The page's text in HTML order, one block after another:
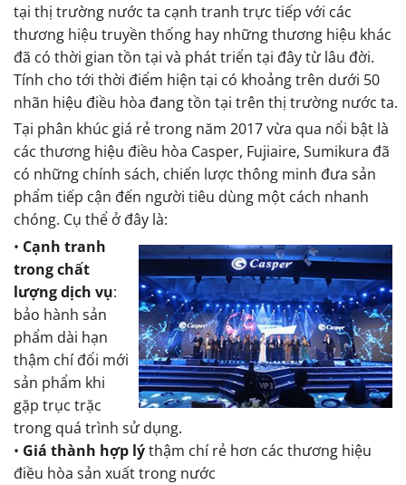
tại thị trường nước ta cạnh tranh trực tiếp với các
thương hiệu truyền thống hay những thương hiệu khác
đã có thời gian tồn tại và phát triển tại đây từ lâu đời.
Tính cho tới thời điểm hiện tại có khoảng trên dưới 50
nhãn hiệu điều hòa đang tồn tại trên thị trường nước ta.
Tại phân khúc giá rẻ trong năm 2017 vừa qua nổi bật là
các thương hiệu điều hòa Casper, Fujiaire, Sumikura đã
có những chính sách, chiến lược thông minh đưa sản
phẩm tiếp cận đến người tiêu dùng một cách nhanh
chóng. Cụ thể ở đây là:
• Cạnh tranh
trong chất
lượng dịch vụ:
bảo hành sản
phẩm dài hạn
thậm chí đổi mới
sản phẩm khi
gặp trục trặc
trong quá trình sử dụng.
• Giá thành hợp lýthậm chí rẻ hơn các thương hiệu
điều hòa sản xuất trong nước